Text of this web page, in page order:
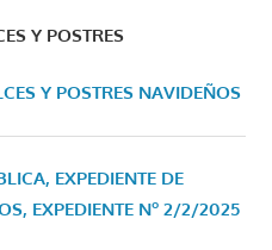
Y POSTRES
Y POSTRES NAVIDEÑOS
EXPEDIENTE DE
EXPEDIENTE Nº 2/2/2025